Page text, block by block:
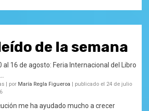
de la semana
al 16 de agosto: Feria Internacional del Libro
| por María Regla Figueroa | publicado el 24 de julio
me ha ayudado mucho a crecer